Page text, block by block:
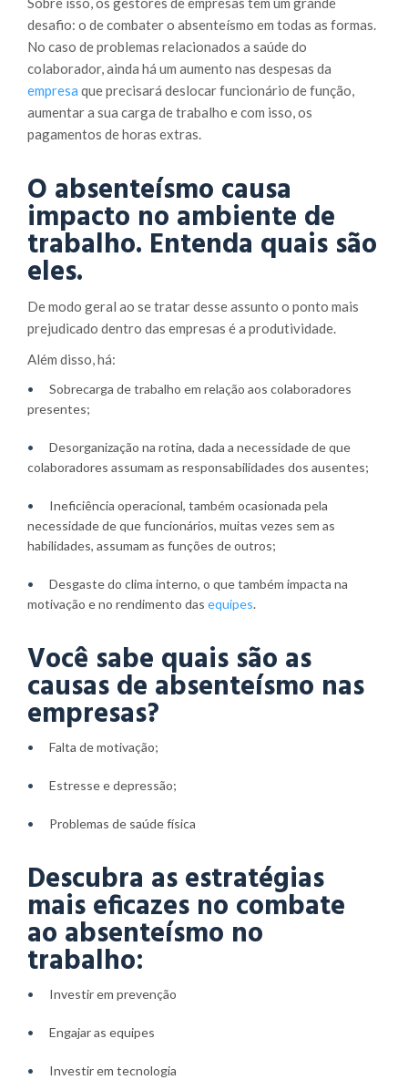
desafio: o de combater o absenteísmo em todas as formas.
No caso de problemas relacionados a saúde do
colaborador, ainda há um aumento nas despesas da
empresa que precisará deslocar funcionário de função,
aumentar a sua carga de trabalho e com isso, os
pagamentos de horas extras.
O absenteísmo causa
impacto no ambiente de
trabalho. Entenda quais são
eles.
De modo geral ao se tratar desse assunto o ponto mais
prejudicado dentro das empresas é a produtividade.
Além disso, há:
Sobrecarga de trabalho em relação aos colaboradores
presentes;
Desorganização na rotina, dada a necessidade de que
colaboradores assumam as responsabilidades dos ausentes;
Ineficiência operacional, também ocasionada pela
necessidade de que funcionários, muitas vezes sem as
habilidades, assumam as funções de outros;
Desgaste do clima interno, o que também impacta na
motivação e no rendimento das equipes.
Você sabe quais são as
causas de absenteísmo nas
empresas?
Falta de motivação;
Estresse e depressão;
Problemas de saúde física
Descubra as estratégias
mais eficazes no combate
ao absenteísmo no
trabalho:
Investir em prevenção
Engajar as equipes
Investir em tecnologia